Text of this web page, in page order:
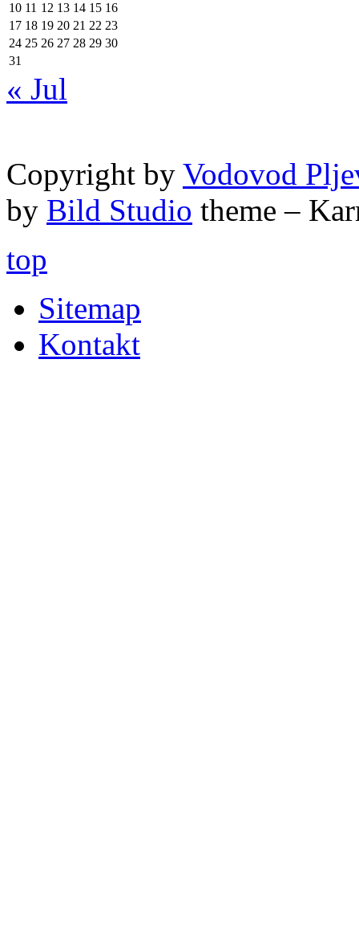
10 11 12 13 14 15 16
17 18 19 20 21 22 23
24 25 26 27 28 29 30
31
« Jul
Copyright by Vodovod
by Bild Studio theme –
top
Sitemap
Kontakt